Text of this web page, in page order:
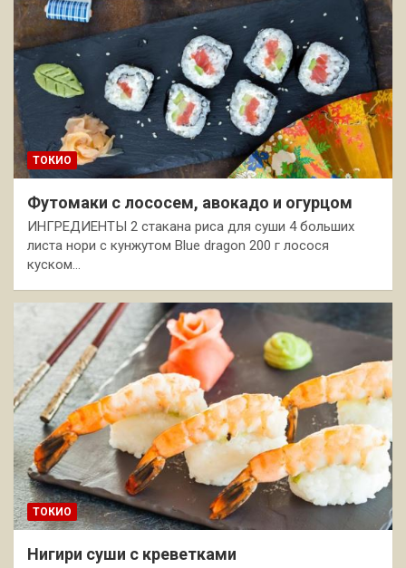
ТОКИО
Футомаки с лососем, авокадо и огурцом
ИНГРЕДИЕНТЫ 2 стакана риса для суши 4 больших
листа нори с кунжутом Blue dragon 200 г лосося
куском…
ТОКИО
Нигири суши с креветками